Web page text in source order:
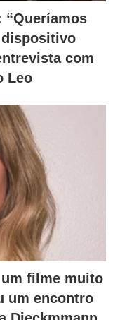
“Queríamos
dispositivo
com
Leo
filme muito
um encontro